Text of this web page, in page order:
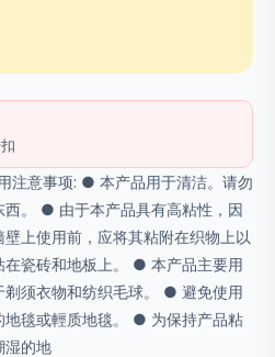
注意事项: ● 本产品用于清洁。请勿
西。 ● 由于本产品具有高粘性，因
上使用前，应将其粘附在织物上以
在瓷砖和地板上。 ● 本产品主要用
剃须衣物和纺织毛球。 ● 避免使用
地毯或輕质地毯。 ● 为保持产品粘
湿的地